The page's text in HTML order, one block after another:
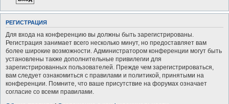
РЕГИСТРАЦИЯ
Для входа на конференцию вы должны быть зарегистрированы.
Регистрация занимает всего несколько минут, но предоставляет вам
более широкие возможности. Администратором конференции могут быть
установлены также дополнительные привилегии для
зарегистрированных пользователей. Прежде чем зарегистрироваться,
вам следует ознакомиться с правилами и политикой, принятыми на
конференции. Помните, что ваше присутствие на форумах означает
согласие со всеми правилами.